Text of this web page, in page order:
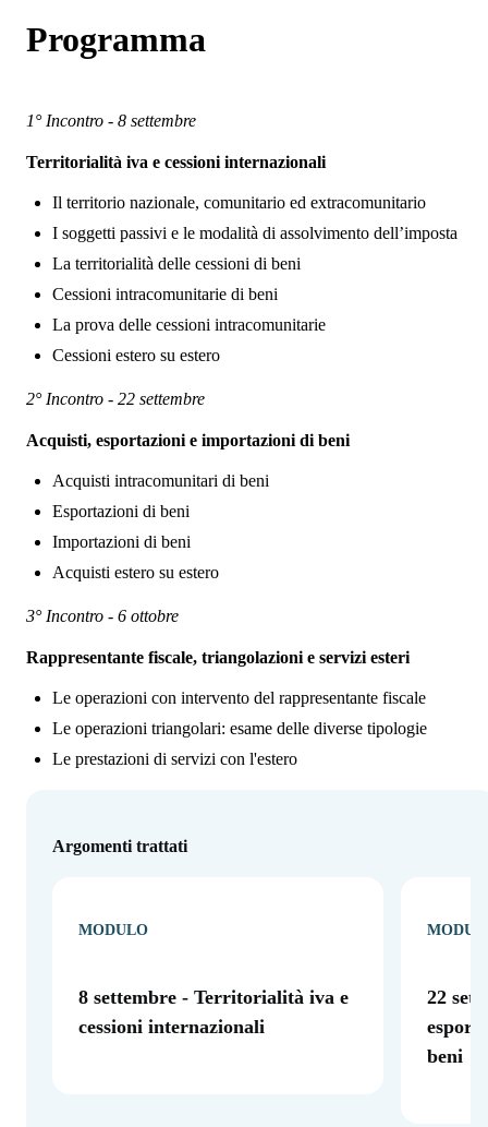
Programma
1° Incontro - 8 settembre
Territorialità iva e cessioni internazionali
Il territorio nazionale, comunitario ed extracomunitario
I soggetti passivi e le modalità di assolvimento dell’imposta
La territorialità delle cessioni di beni
Cessioni intracomunitarie di beni
La prova delle cessioni intracomunitarie
Cessioni estero su estero
2° Incontro - 22 settembre
Acquisti, esportazioni e importazioni di beni
Acquisti intracomunitari di beni
Esportazioni di beni
Importazioni di beni
Acquisti estero su estero
3° Incontro - 6 ottobre
Rappresentante fiscale, triangolazioni e servizi esteri
Le operazioni con intervento del rappresentante fiscale
Le operazioni triangolari: esame delle diverse tipologie
Le prestazioni di servizi con l'estero
Argomenti trattati
MODULO
8 settembre - Territorialità iva e
cessioni internazionali
22
beni